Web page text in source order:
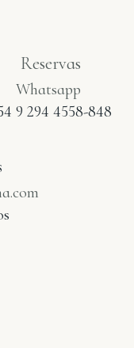
Reservas
Whatsapp
9 294 4558-848